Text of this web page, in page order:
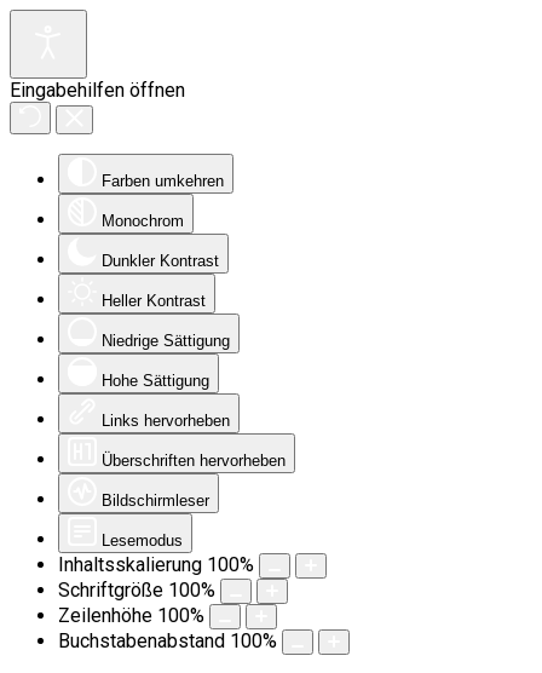
Eingabehilfen öffnen
Farben umkehren
Monochrom
Dunkler Kontrast
Heller Kontrast
Niedrige Sättigung
Hohe Sättigung
Links hervorheben
Überschriften hervorheben
Bildschirmleser
Lesemodus
Inhaltsskalierung 100%
Schriftgröße 100%
Zeilenhöhe 100%
Buchstabenabstand 100%